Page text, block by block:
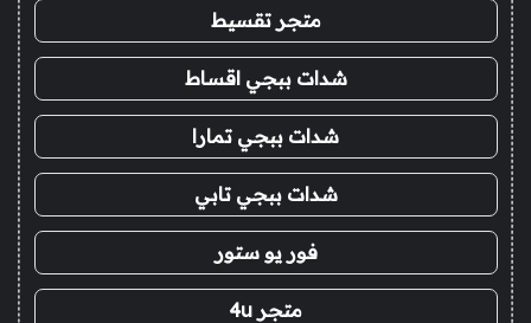
متجر تقسيط
شدات ببجي اقساط
شدات ببجي تمارا
شدات ببجي تابي
فور يو ستور
متجر 4u